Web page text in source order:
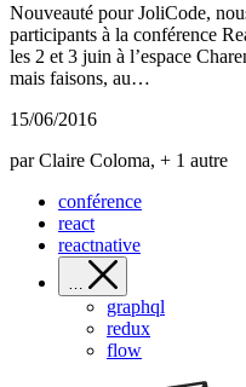
Nouveauté pour JoliCode,
participants à la conférence
les 2 et 3 juin à l’espace
mais faisons, au…
15/06/2016
par Claire Coloma, + 1 autre
conférence
react
reactnative
graphql
redux
flow